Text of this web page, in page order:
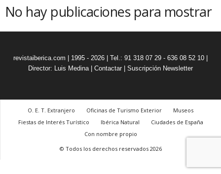
No hay publicaciones para mostrar
revistaiberica.com | 1995 - 2026 | Tel.: 91 318 07 29 - 636 08 52 10 |
Director: Luis Medina| Contactar Suscripción Newsletter
O. E. T. Extranjero Oficinas de Turismo Exterior
Museos
Fiestas de Interés Turístico
Ibérica Natural
Ciudades de España
Con nombre propio
© Todos los derechos reservados 2026